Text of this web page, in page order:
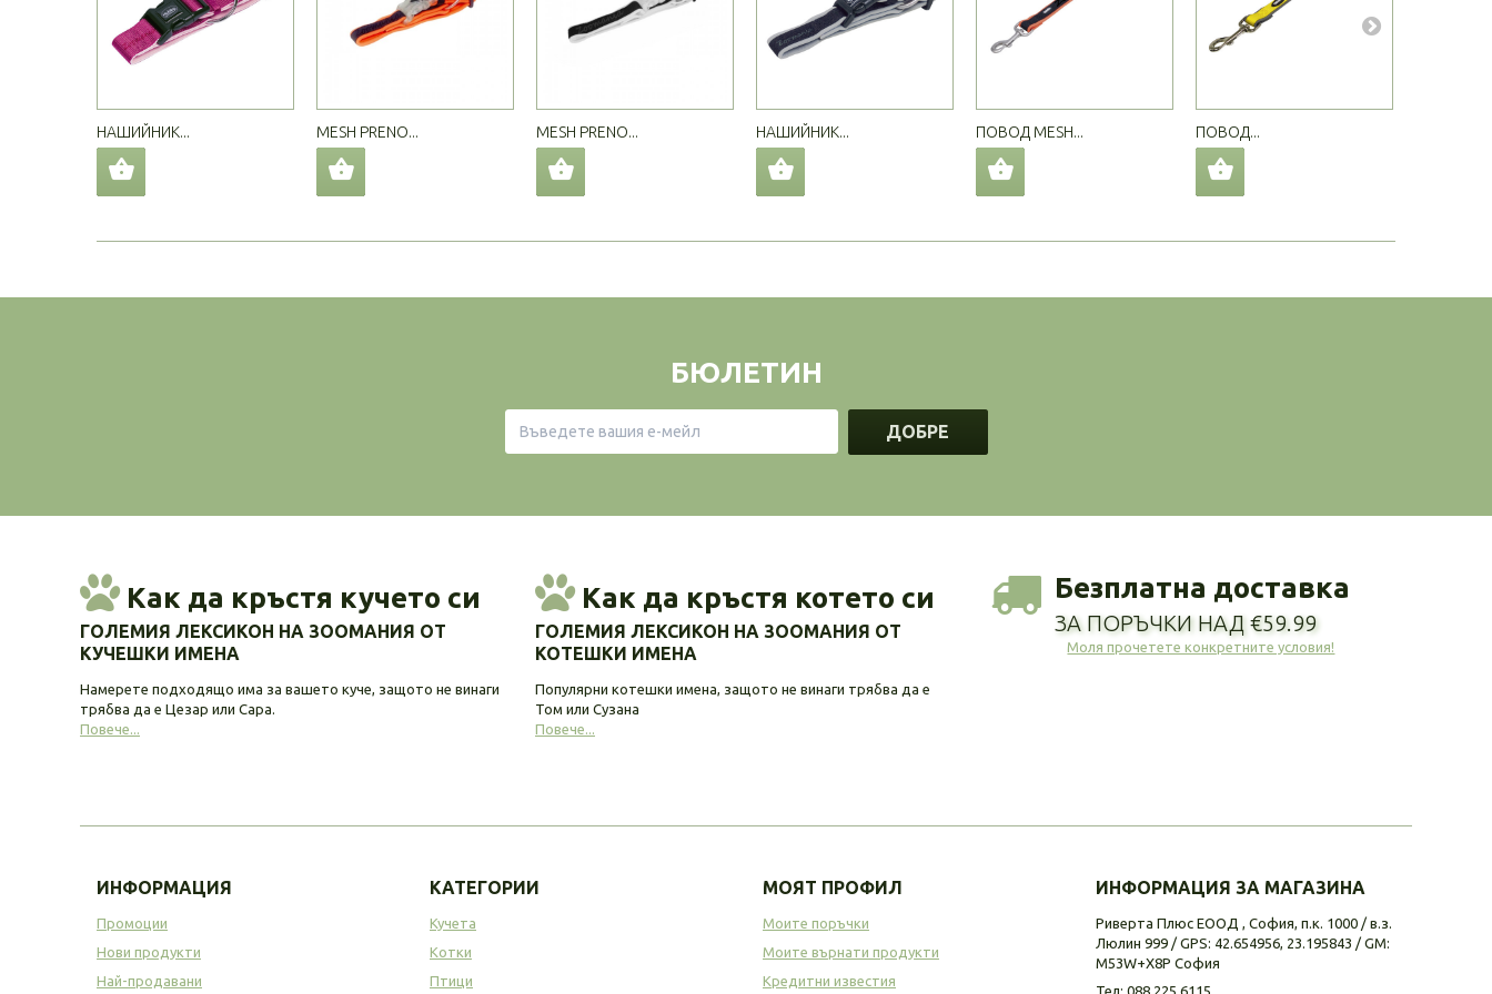
НАШИЙНИК... MESH PRENO... MESH PRENO... НАШИЙНИК... ПОВОД MESH... ПОВОД...
БЮЛЕТИН
ДОБРЕ
Как да кръстя кучето си
ГОЛЕМИЯ ЛЕКСИКОН НА ЗООМАНИЯ ОТ
КУЧЕШКИ ИМЕНА
Намерете подходящо има за вашето куче, защото не винаги
трябва да е Цезар или Сара.
Повече...
Как да кръстя котето си
ГОЛЕМИЯ ЛЕКСИКОН НА ЗООМАНИЯ ОТ
КОТЕШКИ ИМЕНА
Популярни котешки имена, защото не винаги трябва да е
Том или Сузана
Повече...
Безплатна доставка
ЗА ПОРЪЧКИ НАД €59.99
Моля прочетете конкретните условия!
ИНФОРМАЦИЯ
Промоции
Нови продукти
Най-продавани
КАТЕГОРИИ
Кучета
Котки
Птици
МОЯТ ПРОФИЛ
Моите поръчки
Моите върнати продукти
Кредитни известия
ИНФОРМАЦИЯ ЗА МАГАЗИНА
Риверта Плюс ЕООД , София, п.к. 1000 / в.з.
Люлин 999 / GPS: 42.654956, 23.195843 / GM:
M53W+X8P София
Тел: 088 225 6115